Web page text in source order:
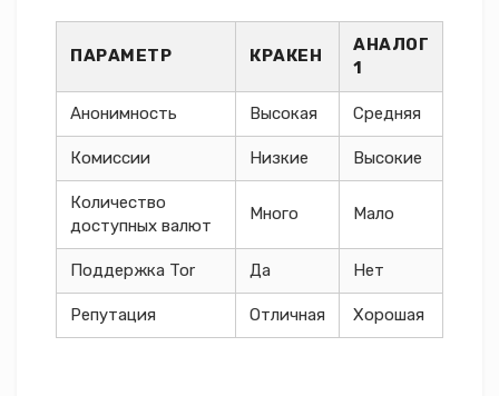
ПАРАМЕТР КРАКЕН
АНАЛОГ
1
Анонимность Высокая Средняя
Комиссии Низкие Высокие
Количество
доступных валют
Много Мало
Поддержка Tor Да Нет
Репутация Отличная Хорошая